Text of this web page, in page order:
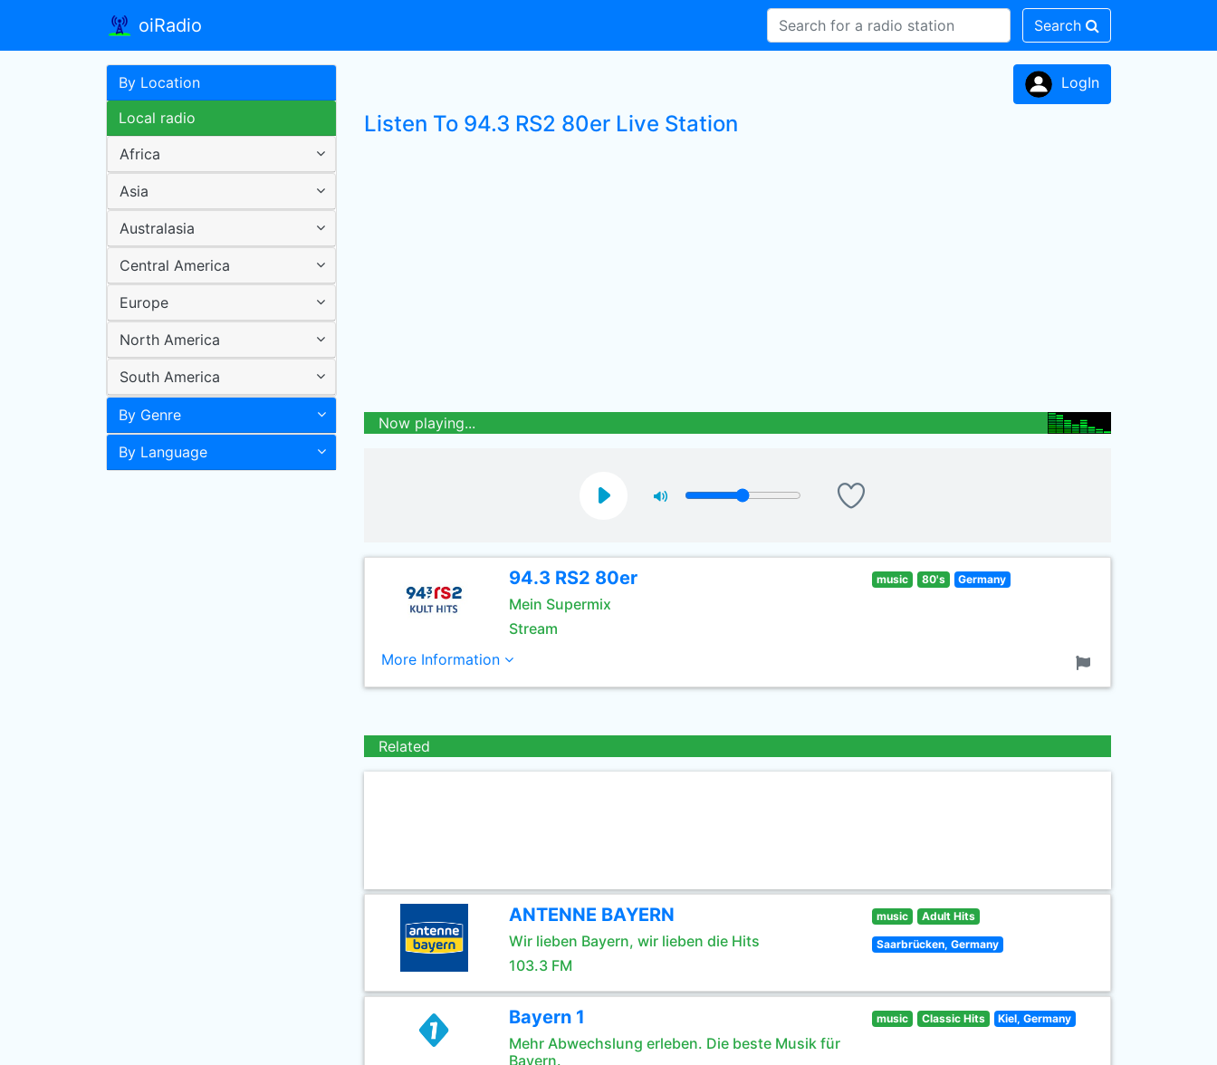
oiRadio Search
By Location
Local radio
Africa
Asia
Australasia
Central America
Europe
North America
South America
By Genre
By Language
LogIn
Listen To 94.3 RS2 80er Live Station
Now playing...
94.3 RS2 80er
Mein Supermix
Stream
music 80's Germany
More Information
Related
ANTENNE BAYERN
Wir lieben Bayern, wir lieben die Hits
103.3 FM
music Adult Hits
Saarbrücken, Germany
Bayern 1
Mehr Abwechslung erleben. Die beste Musik für
Bayern.
music Classic Hits Kiel, Germany